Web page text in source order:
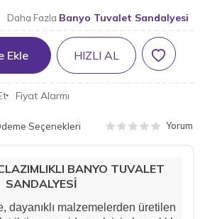
Daha Fazla Banyo Tuvalet Sandalyesi
Ekle HIZLI AL
Fiyat Alarmı
Seçenekleri Yorum
BANYO TUVALET
SANDALYESİ
dayanıklı malzemelerden üretilen